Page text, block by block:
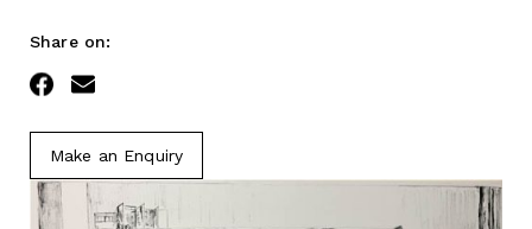
Share on:
Facebook
Make an Enquiry